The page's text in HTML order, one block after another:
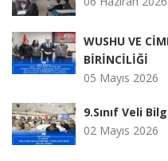
WUSHU VE
BİRİNCİLİĞİ
05 Mayıs 2026
9.Sınıf Veli
02 Mayıs 2026